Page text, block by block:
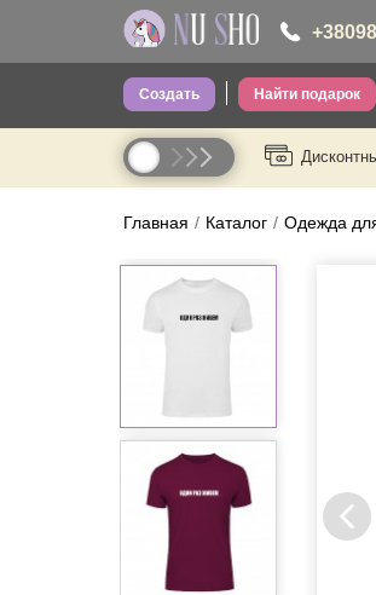
Создать Найти подарок
+380983826776
----
Главная Каталог Одежда